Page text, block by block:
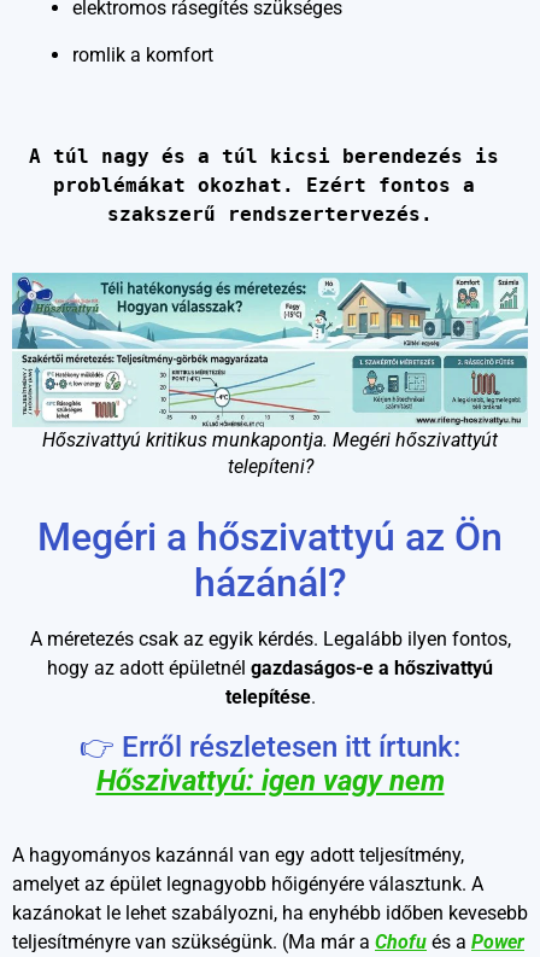
elektromos rásegítés szükséges
romlik a komfort
A túl nagy és a túl kicsi berendezés is
problémákat okozhat. Ezért fontos a
szakszerű rendszertervezés.
Hőszivattyú kritikus munkapontja. Megéri hőszivattyút
telepíteni?
Megéri a hőszivattyú az Ön
házánál?
A méretezés csak az egyik kérdés. Legalább ilyen fontos,
hogy az adott épületnél gazdaságos-e a hőszivattyú
telepítése.
👉 Erről részletesen itt írtunk:
Hőszivattyú: igen vagy nem
A hagyományos kazánnál van egy adott teljesítmény,
amelyet az épület legnagyobb hőigényére választunk. A
kazánokat le lehet szabályozni, ha enyhébb időben kevesebb
teljesítményre van szükségünk. (Ma már a Chofu és a Power